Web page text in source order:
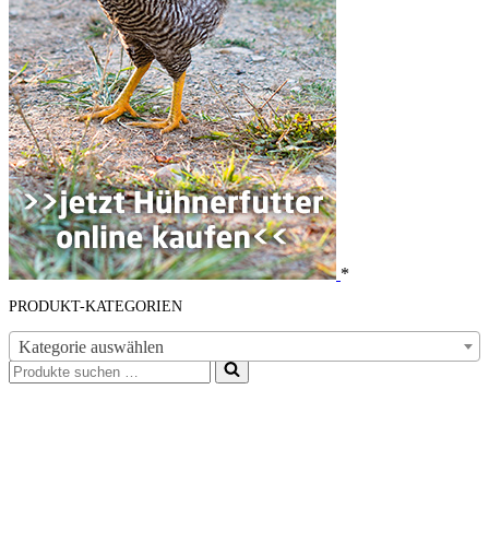
*
PRODUKT-KATEGORIEN
Kategorie auswählen
Suchen
nach …